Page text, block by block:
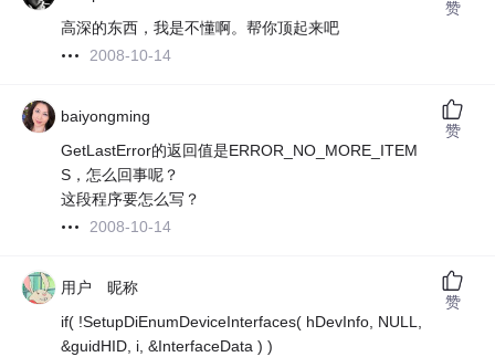
高深的东西，我是不懂啊。帮你顶起来吧
2008-10-14
赞
baiyongming
GetLastError的返回值是ERROR_NO_MORE_ITEM
S，怎么回事呢？
这段程序要怎么写？
2008-10-14
赞
用户 昵称
if( !SetupDiEnumDeviceInterfaces( hDevInfo, NULL,
&guidHID, i, &InterfaceData ) )
赞